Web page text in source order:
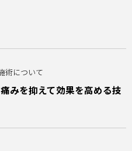
術について
みを抑えて効果を高める技